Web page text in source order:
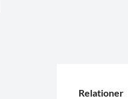
Relationer